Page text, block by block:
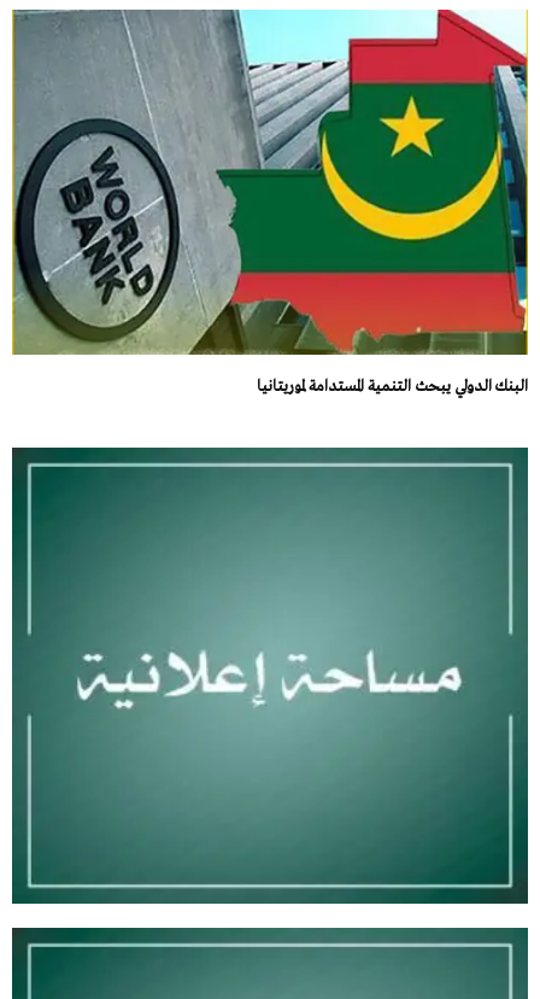
البنك الدولي يبحث التنمية المستدامة لموريتانيا